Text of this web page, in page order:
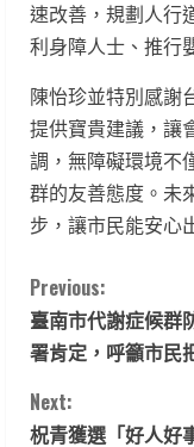
速改善，規劃人行
利身障人士、推行
陳怡珍並特別感謝
提供寶貴建議，讓
調，無障礙環境不
群的友善態度。未
步，讓市民能安心
C
o
n
Previous:
臺南市代謝症候群
署肯定，呼籲市民
Next:
柷青獲選「好人好